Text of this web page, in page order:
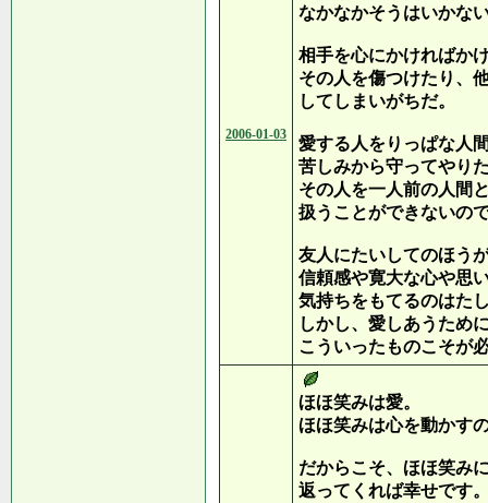
2006-01-03
なかなかそうはいかな
相手を心にかければか
その人を傷つけたり、
してしまいがちだ。
愛する人をりっぱな人
苦しみから守ってやり
その人を一人前の人間
扱うことができないの
友人にたいしてのほう
信頼感や寛大な心や思
気持ちをもてるのはた
しかし、愛しあうため
こういったものこそが
ほほ笑みは愛。
ほほ笑みは心を動かす
だからこそ、ほほ笑み
返ってくれば幸せです